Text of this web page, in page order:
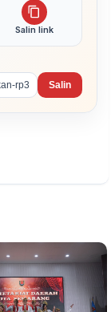
Salin link
Salin